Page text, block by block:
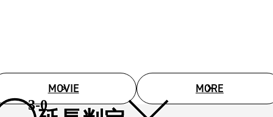
3-0
MOVIE MORE